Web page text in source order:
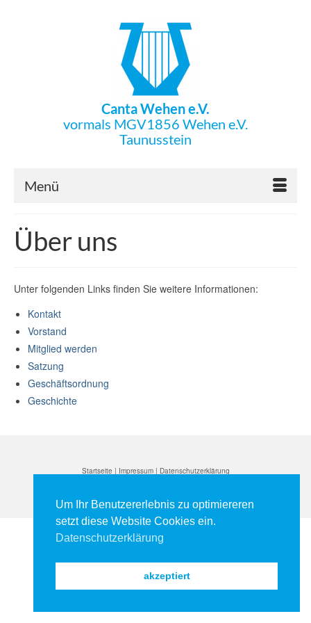
Canta Wehen e.V.
vormals MGV1856 Wehen e.V.
Taunusstein
Menü
Über uns
Unter folgenden Links finden Sie weitere Informationen:
Kontakt
Vorstand
Mitglied werden
Satzung
Geschäftsordnung
Geschichte
Startseite | Impressum| Datenschutzerklärung
Um Ihr Benutzererlebnis zu optimiereren
setzt diese Website Cookies ein.
Datenschutzerklärung
akzeptiert